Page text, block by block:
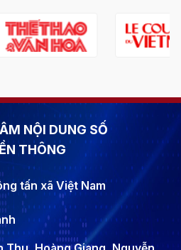
NỘI DUNG SỐ
THÔNG
tấn xã Việt Nam